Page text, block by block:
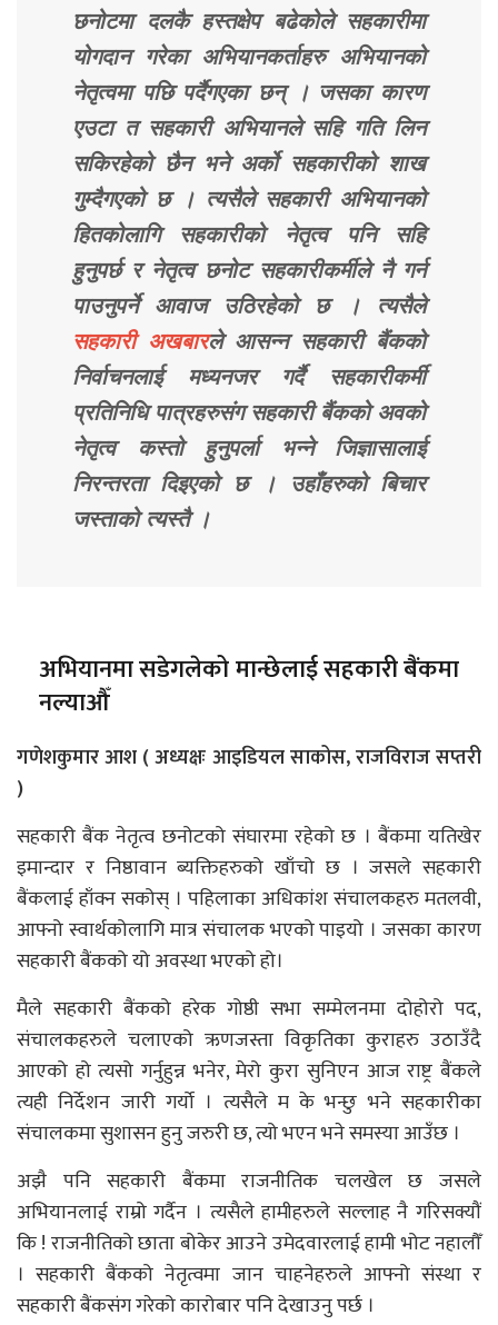
छनोटमा दलकै हस्तक्षेप बढेकोले सहकारीमा
योगदान गरेका अभियानकर्ताहरु अभियानको
नेतृत्वमा पछि पर्दैगएका छन् । जसका कारण
एउटा त सहकारी अभियानले सहि गति लिन
सकिरहेको छैन भने अर्को सहकारीको शाख
गुम्दैगएको छ । त्यसैले सहकारी अभियानको
हितकोलागि सहकारीको नेतृत्व पनि सहि
हुनुपर्छ र नेतृत्व छनोट सहकारीकर्मीले नै गर्न
पाउनुपर्ने आवाज उठिरहेको छ । त्यसैले
सहकारी अखबारले आसन्न सहकारी बैंकको
निर्वाचनलाई मध्यनजर गर्दै सहकारीकर्मी
प्रतिनिधि पात्रहरुसंग सहकारी बैंकको अवको
नेतृत्व कस्तो हुनुपर्ला भन्ने जिज्ञासालाई
निरन्तरता दिइएको छ । उहाँहरुको बिचार
जस्ताको त्यस्तै ।
अभियानमा सडेगलेको मान्छेलाई सहकारी बैंकमा
नल्याऔँ
गणेशकुमार आश ( अध्यक्षः आइडियल साकोस, राजविराज सप्तरी
)
सहकारी बैंक नेतृत्व छनोटको संघारमा रहेको छ । बैंकमा यतिखेर
इमान्दार र निष्ठावान ब्यक्तिहरुको खाँचो छ । जसले सहकारी
बैंकलाई हाँक्न सकोस् । पहिलाका अधिकांश संचालकहरु मतलवी,
आफ्नो स्वार्थकोलागि मात्र संचालक भएको पाइयो । जसका कारण
सहकारी बैंकको यो अवस्था भएको हो।
मैले सहकारी बैंकको हरेक गोष्ठी सभा सम्मेलनमा दोहोरो पद,
संचालकहरुले चलाएको ऋणजस्ता विकृतिका कुराहरु उठाउँदै
आएको हो त्यसो गर्नुहुन्न भनेर, मेरो कुरा सुनिएन आज राष्ट्र बैंकले
त्यही निर्देशन जारी गर्यो । त्यसैले म के भन्छु भने सहकारीका
संचालकमा सुशासन हुनु जरुरी छ, त्यो भएन भने समस्या आउँछ ।
अझै पनि सहकारी बैंकमा राजनीतिक चलखेल छ जसले
अभियानलाई राम्रो गर्दैन । त्यसैले हामीहरुले सल्लाह नै गरिसक्यौं
कि ! राजनीतिको छाता बोकेर आउने उमेदवारलाई हामी भोट नहालौँ
। सहकारी बैंकको नेतृत्वमा जान चाहनेहरुले आफ्नो संस्था र
सहकारी बैंकसंग गरेको कारोबार पनि देखाउनु पर्छ ।